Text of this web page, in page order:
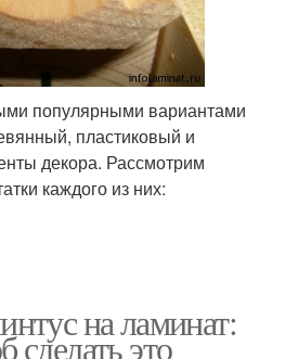
популярными вариантами
пластиковый и
декора. Рассмотрим
каждого из них:
на ламинат:
сделать это